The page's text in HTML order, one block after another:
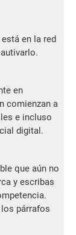
en la red
en
comienzan a
e incluso
digital.
que aún no
y escribas
párrafos